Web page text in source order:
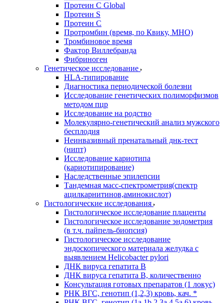
Протеин C Global
Протеин S
Протеин С
Протромбин (время, по Квику, МНО)
Тромбиновое время
Фактор Виллебранда
Фибриноген
Генетическое исследование
HLA-типирование
Диагностика периодической болезни
Исследование генетических полиморфизмов
методом пцр
Исследование на родство
Молекулярно-генетический анализ мужского
бесплодия
Неинвазивный пренатальный днк-тест
(нипт)
Исследование кариотипа
(кариотипирование)
Наследственные эпилепсии
Тандемная масс-спектрометрия(спектр
ацилкарнитинов,аминокислот)
Гистологические исследования
Гистологическое исследование плаценты
Гистологическое исследование эндометрия
(в т.ч. пайпель-биопсия)
Гистологическое исследование
эндоскопического материала желудка с
выявлением Helicobacter pylori
ДНК вируса гепатита B
ДНК вируса гепатита B, количественно
Консультация готовых препаратов (1 локус)
РНК ВГC, генотип (1,2,3) кровь, кач. *